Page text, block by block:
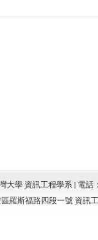
大學 資訊工程學系 | 電話
羅斯福路四段一號 資訊